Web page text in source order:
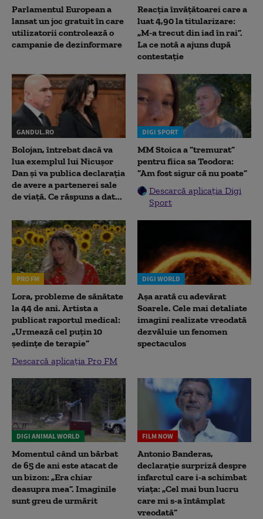
Parlamentul European a
lansat un joc gratuit în care
utilizatorii controlează o
campanie de dezinformare
Reacția învățătoarei care a
luat 4,90 la titularizare:
„M-a trecut din iad în rai”.
La ce notă a ajuns după
contestație
GANDUL.RO
Bolojan, întrebat dacă va
lua exemplul lui Nicușor
Dan și va publica declarația
de avere a partenerei sale
de viață. Ce răspuns a dat...
DIGI SPORT
MM Stoica a ”tremurat”
pentru fiica sa Teodora:
”Am fost sigur că nu poate”
Descarcă aplicația Digi
Sport
PRO FM
Lora, probleme de sănătate
la 44 de ani. Artista a
publicat raportul medical:
„Urmează cel puțin 10
ședințe de terapie”
Descarcă aplicația Pro FM
DIGI WORLD
Așa arată cu adevărat
Soarele. Cele mai detaliate
imagini realizate vreodată
dezvăluie un fenomen
spectaculos
DIGI ANIMAL WORLD
Momentul când un bărbat
de 65 de ani este atacat de
un bizon: „Era chiar
deasupra mea”. Imaginile
sunt greu de urmărit
FILM NOW
Antonio Banderas,
declarație surpriză despre
infarctul care i-a schimbat
viața: „Cel mai bun lucru
care mi s-a întâmplat
vreodată”